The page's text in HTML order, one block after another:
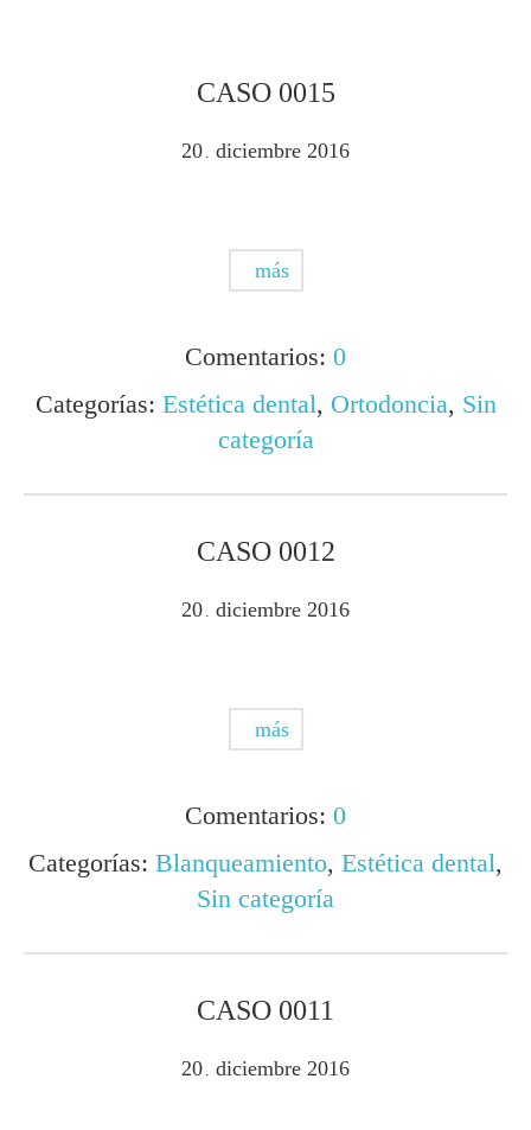
CASO 0015
20 . diciembre 2016
más
Comentarios: 0
Categorías: Estética dental, Ortodoncia, Sin
categoría
CASO 0012
20 . diciembre 2016
más
Comentarios: 0
Categorías: Blanqueamiento, Estética dental,
Sin categoría
CASO 0011
20 . diciembre 2016